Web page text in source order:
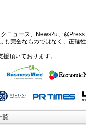
ニュース、News2u、
完全なものではなく、正確
頂いております。
覧